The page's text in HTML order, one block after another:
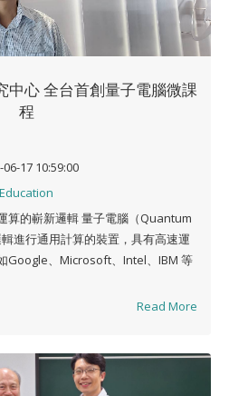
中心 全台首創量子電腦微課
程
06-17 10:59:00
Education
算的嶄新邏輯 量子電腦（Quantum
進行通用計算的裝置，具有高速運
Google、Microsoft、Intel、IBM 等
Read More